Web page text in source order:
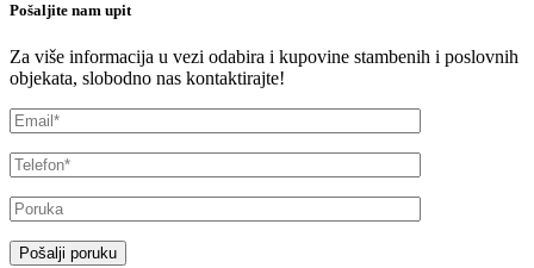
Pošaljite nam upit
Za više informacija u vezi odabira i kupovine stambenih i poslovnih
objekata, slobodno nas kontaktirajte!
Pošalji poruku